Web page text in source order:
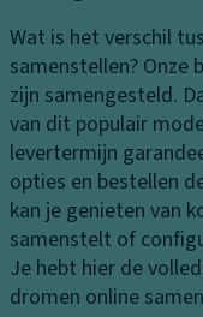
g
s
k
o
st
e
n
K
o
d
e
n
L
a
k
H
a
n
o
ni
s
c
h
e
tr
a
ct
ie
Wat is het verschil
samenstellen? Onze
zijn samengesteld.
van dit populair
levertermijn
opties en bestellen
kan je genieten van
samenstelt of
Je hebt hier de
dromen online